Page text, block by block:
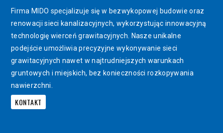
Firma MIDO specjalizuje się w bezwykopowej budowie oraz
renowacji sieci kanalizacyjnych, wykorzystując innowacyjną
technologię wierceń grawitacyjnych. Nasze unikalne
podejście umożliwia precyzyjne wykonywanie sieci
grawitacyjnych nawet w najtrudniejszych warunkach
gruntowych i miejskich, bez konieczności rozkopywania
nawierzchni.
KONTAKT